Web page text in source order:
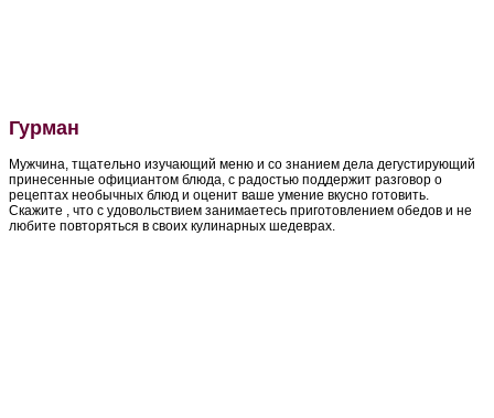
Гурман
Мужчина, тщательно изучающий меню и со знанием дела дегустирующий
принесенные официантом блюда, с радостью поддержит разговор о
рецептах необычных блюд и оценит ваше умение вкусно готовить.
Скажите , что с удовольствием занимаетесь приготовлением обедов и не
любите повторяться в своих кулинарных шедеврах.